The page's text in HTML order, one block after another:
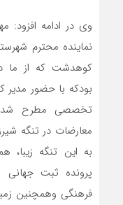
وی در ادامه
نماینده محترم
کوهدشت که از ما
بودکه با حضور
تخصصی مطرح شد
معارضات در تنگه
به این تنگه زیبا،
پرونده ثبت جهانی
فرهنگی وهمچنین